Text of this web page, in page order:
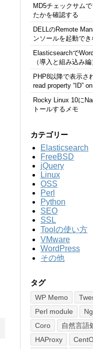
MD5チェックサム
たかを確認する
DELLのRemote
ンソールを起動で
Elasticsearchで
（導入と組み込み編
PHP8以降で表示さ
read property “ID”
Rocky Linux 10に
トールするメモ
カテゴリー
Elasticsearch
FreeBSD
jQuery
Linux
OSS
Perl
Python
SEO
SSL
Toolの使い方
VMware
WordPress
その他
タグ
WP Memo
Perl module
Coro
自然言語
HAProxy